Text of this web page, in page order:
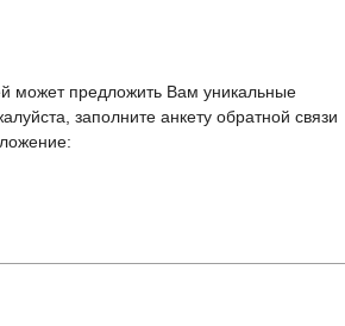
может предложить Вам уникальные
заполните анкету обратной связи